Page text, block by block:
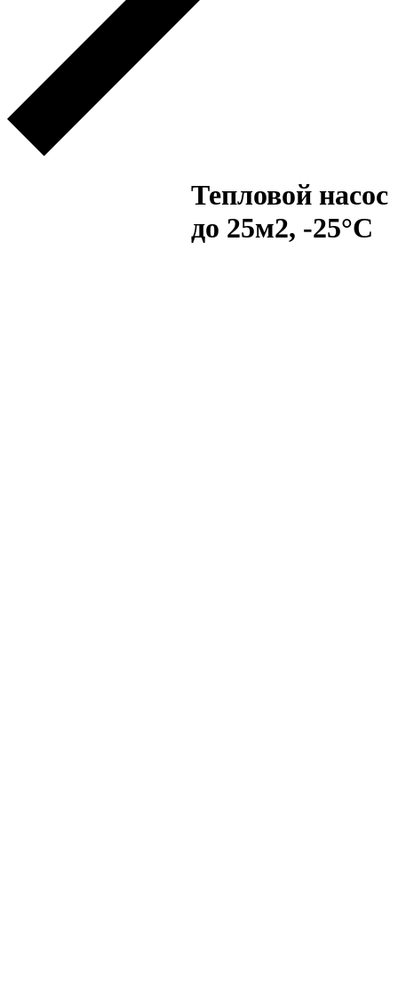
Тепловой насос
до 25м2, -25°C